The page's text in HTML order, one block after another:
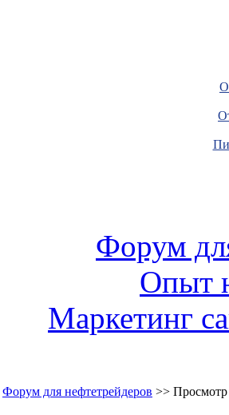
Форум
Опыт
Маркетинг
Форум для нефтетрейдеров >>